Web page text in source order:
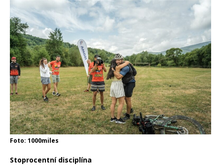
Foto: 1000miles
Stoprocentní disciplína